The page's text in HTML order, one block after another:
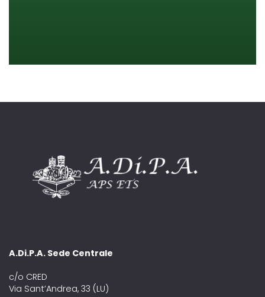
A.Di.P.A. Sede Centrale
c/o CRED
Via Sant’Andrea, 33 (LU)